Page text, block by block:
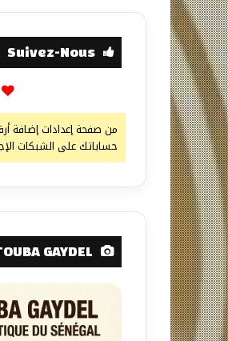
Suivez-Nous
من صفحة إعدادات إضافة
حساباتك على الشبكات
GAYDEL